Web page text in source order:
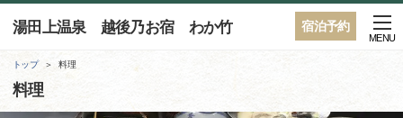
宿泊予約
湯田上温泉 越後乃お宿 わか竹
MENU
トップ 料理
料理